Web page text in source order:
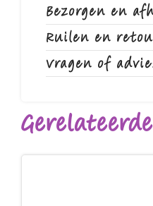
Bezorgen en
Ruilen en
Vragen of